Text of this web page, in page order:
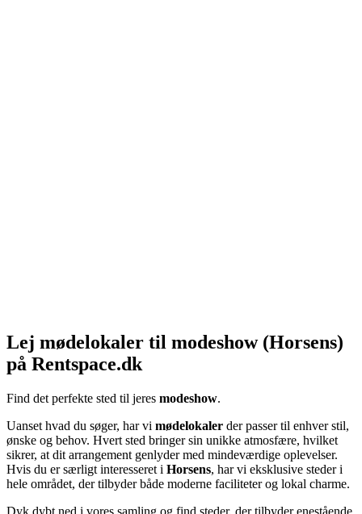
Lej mødelokaler til modeshow (Horsens)
på Rentspace.dk
Find det perfekte sted til jeres modeshow.
Uanset hvad du søger, har vi mødelokaler der passer til enhver stil,
ønske og behov. Hvert sted bringer sin unikke atmosfære, hvilket
sikrer, at dit arrangement genlyder med mindeværdige oplevelser.
Hvis du er særligt interesseret i Horsens, har vi eksklusive steder i
hele området, der tilbyder både moderne faciliteter og lokal charme.
Dyk dybt ned i vores samling og find steder, der tilbyder enestående